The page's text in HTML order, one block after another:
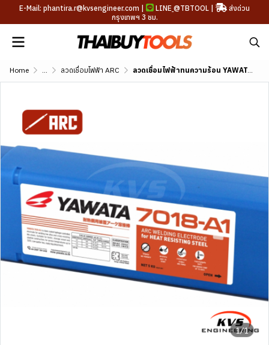
E-Mail: phantira.r@kvsengineer.com | LINE @TBTOOL |
ส่งด่วน
กรุงเทพฯ 3 ชม.
Home ... ลวดเชื่อมไฟฟ้า ARC ลวดเชื่อมไฟฟ้าทนความร้อน YAWATA 7016-A1 (AWS A5.5 E7016-A1)
1/1